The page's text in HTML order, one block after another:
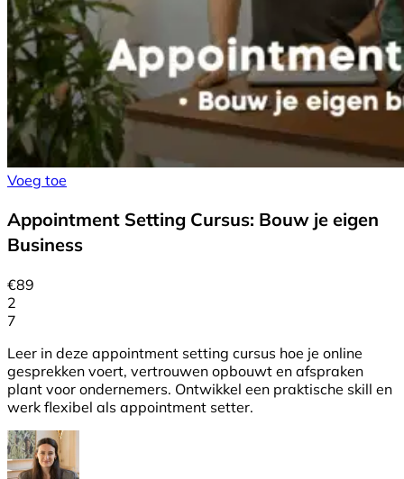
Voeg toe
Appointment Setting Cursus: Bouw je eigen
Business
€89
2
7
Leer in deze appointment setting cursus hoe je online
gesprekken voert, vertrouwen opbouwt en afspraken
plant voor ondernemers. Ontwikkel een praktische skill en
werk flexibel als appointment setter.